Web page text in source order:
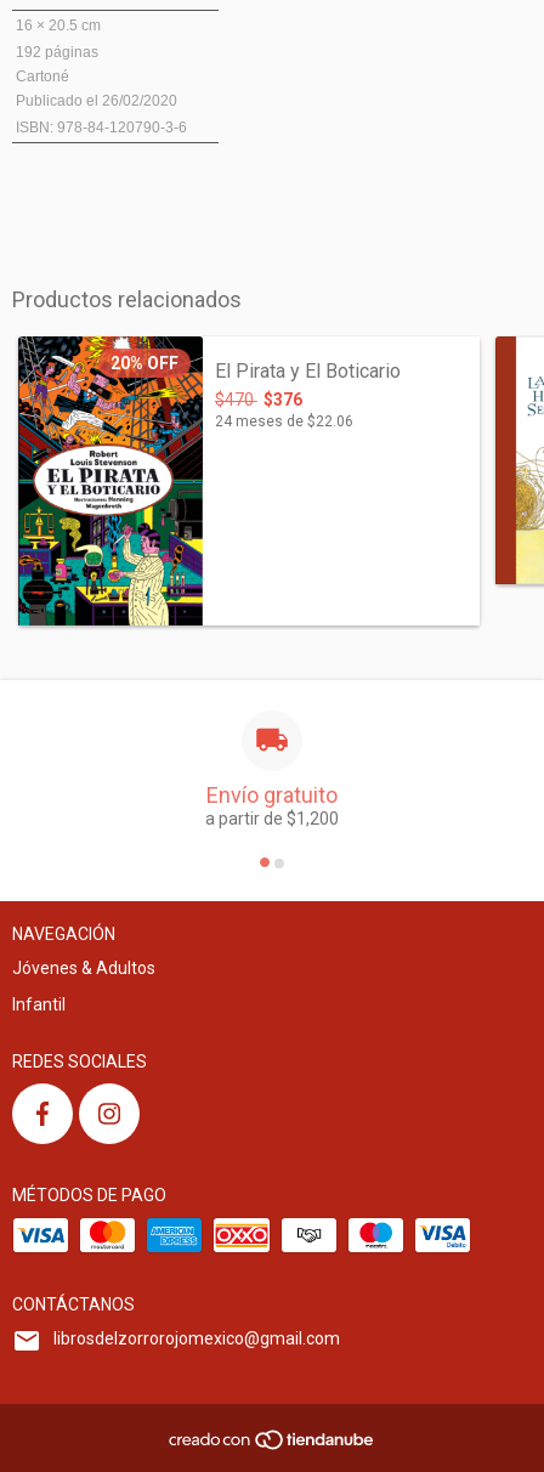
16 × 20.5 cm
192 páginas
Cartoné
Publicado el 26/02/2020
ISBN: 978-84-120790-3-6
Productos relacionados
20%OFF El Pirata y El Boticario
$470 $376
24meses de $22.06
Envío gratuito
a partir de $1,200
NAVEGACIÓN
Jóvenes & Adultos
Infantil
REDES SOCIALES
MÉTODOS DE PAGO
CONTÁCTANOS
librosdelzorrorojomexico@gmail.com